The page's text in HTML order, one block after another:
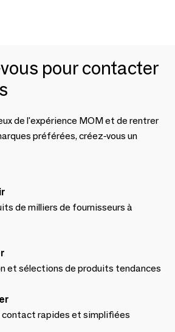
pour contacter
de l'expérience MOM et de rentrer
préférées, créez-vous un
de milliers de fournisseurs à
et sélections de produits tendances
contact rapides et simplifiées